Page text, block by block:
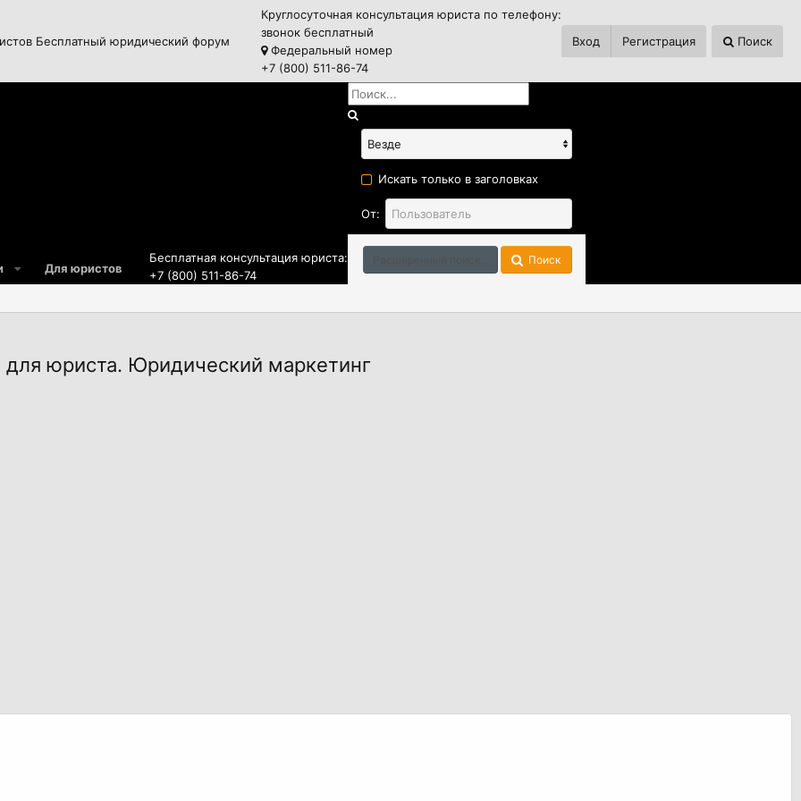
Бесплатный юридический форум
Круглосуточная консультация юриста по телефону:
звонок бесплатный
Федеральный номер
+7 (800) 511-86-74
Вход Регистрация Поиск
Для юристов
Бесплатная консультация юриста:
+7 (800) 511-86-74
Искать только в заголовках
От:
Поиск
для юриста. Юридический маркетинг